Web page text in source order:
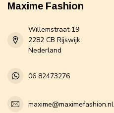
Maxime Fashion
Willemstraat 19
2282 CB Rijswijk
Nederland
06 82473276
maxime@maximefashion.nl